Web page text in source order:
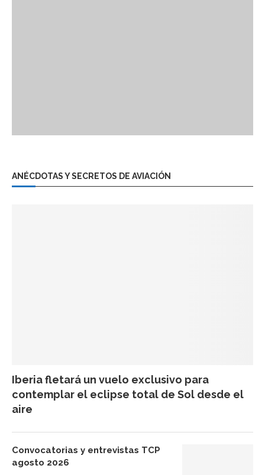
ANÉCDOTAS Y SECRETOS DE AVIACIÓN
Iberia fletará un vuelo exclusivo para
contemplar el eclipse total de Sol desde el
aire
Convocatorias y entrevistas TCP
agosto 2026